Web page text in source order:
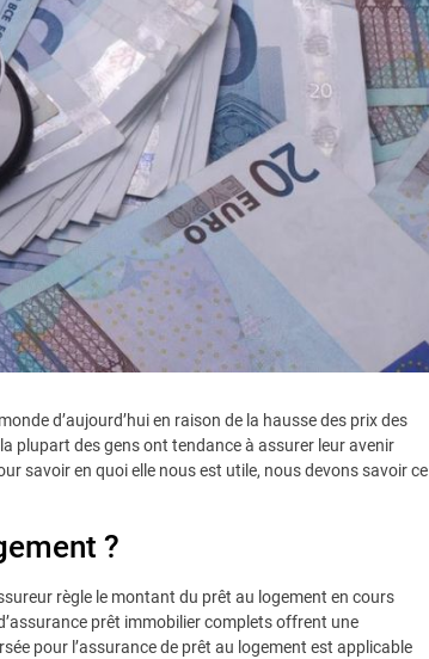
d’aujourd’hui en raison de la hausse des prix des
plupart des gens ont tendance à assurer leur avenir
savoir en quoi elle nous est utile, nous devons savoir ce
?
règle le montant du prêt au logement en cours
prêt immobilier complets offrent une
pour l’assurance de prêt au logement est applicable